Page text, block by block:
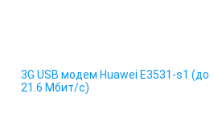
3G USB модем Huawei E3531-s1 (до
21.6 Мбит/с)